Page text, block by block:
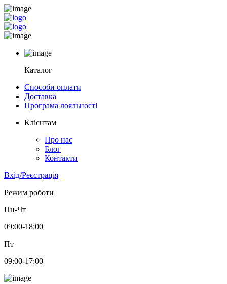
Каталог
Способи оплати
Доставка
Програма лояльності
Клієнтам
Про нас
Блог
Контакти
Вхід/Реєстрація
Режим роботи
Пн-Чт
09:00-18:00
Пт
09:00-17:00